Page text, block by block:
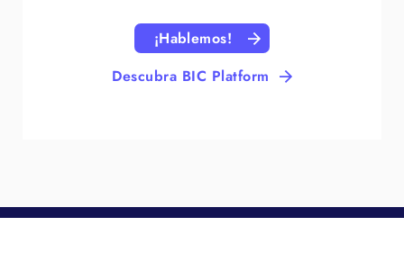
¡Hablemos!
Descubra BIC Platform